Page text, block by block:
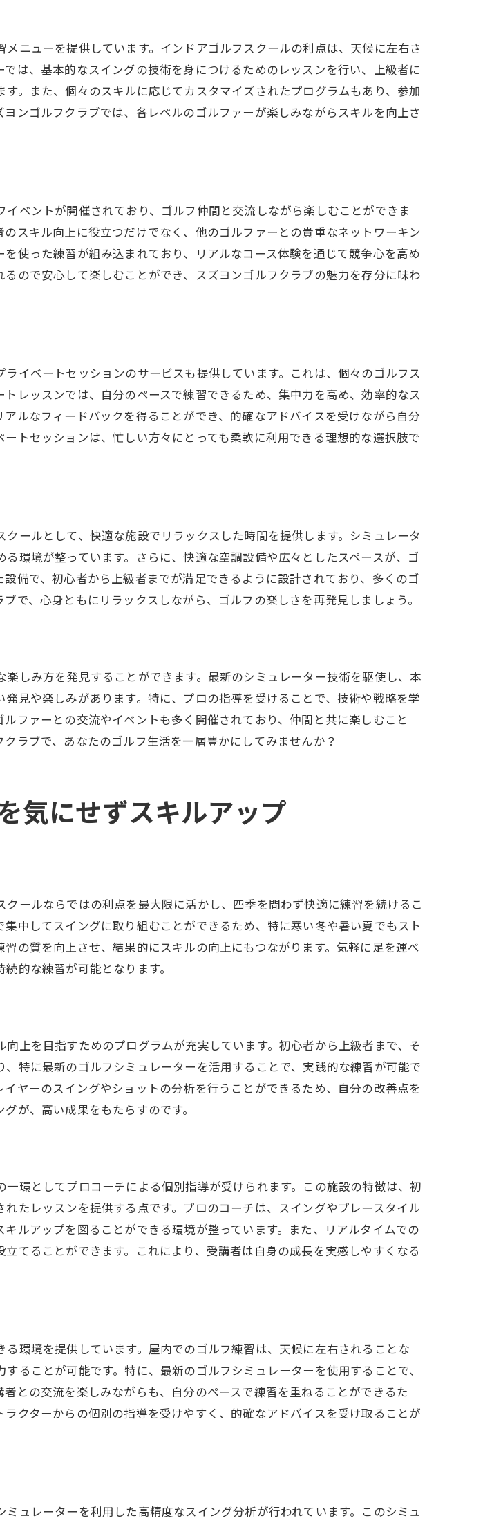
制度
の魅力
の拡大
わせた利用方法
用したレッスン
高める
可能性
新を体感
を体験
ン
を深める機会
スキルを学ぶ
ート体制
ストラクター
プを目指す
レー
練習
を楽しむ
たらす集中力
レーが可能
験するインドアゴルフの魅力
実した一日
魅力
フの新しいスタイル
ニューを提供しています。インドアゴルフスクールの利点は、天候に左右さ
は、基本的なスイングの技術を身につけるためのレッスンを行い、上級者に
。また、個々のスキルに応じてカスタマイズされたプログラムもあり、参加
ンゴルフクラブでは、各レベルのゴルファーが楽しみながらスキルを向上さ
ベントが開催されており、ゴルフ仲間と交流しながら楽しむことができま
スキル向上に役立つだけでなく、他のゴルファーとの貴重なネットワーキン
使った練習が組み込まれており、リアルなコース体験を通じて競争心を高め
ので安心して楽しむことができ、スズヨンゴルフクラブの魅力を存分に味わ
イベートセッションのサービスも提供しています。これは、個々のゴルフス
レッスンでは、自分のペースで練習できるため、集中力を高め、効率的なス
ルなフィードバックを得ることができ、的確なアドバイスを受けながら自分
トセッションは、忙しい方々にとっても柔軟に利用できる理想的な選択肢で
ールとして、快適な施設でリラックスした時間を提供します。シミュレータ
環境が整っています。さらに、快適な空調設備や広々としたスペースが、ゴ
備で、初心者から上級者までが満足できるように設計されており、多くのゴ
で、心身ともにリラックスしながら、ゴルフの楽しさを再発見しましょう。
しみ方を発見することができます。最新のシミュレーター技術を駆使し、本
見や楽しみがあります。特に、プロの指導を受けることで、技術や戦略を学
ファーとの交流やイベントも多く開催されており、仲間と共に楽しむこと
ラブで、あなたのゴルフ生活を一層豊かにしてみませんか？
気にせずスキルアップ
ールならではの利点を最大限に活かし、四季を問わず快適に練習を続けるこ
中してスイングに取り組むことができるため、特に寒い冬や暑い夏でもスト
の質を向上させ、結果的にスキルの向上にもつながります。気軽に足を運べ
的な練習が可能となります。
上を目指すためのプログラムが充実しています。初心者から上級者まで、そ
特に最新のゴルフシミュレーターを活用することで、実践的な練習が可能で
ヤーのスイングやショットの分析を行うことができるため、自分の改善点を
が、高い成果をもたらすのです。
環としてプロコーチによる個別指導が受けられます。この施設の特徴は、初
たレッスンを提供する点です。プロのコーチは、スイングやプレースタイル
ルアップを図ることができる環境が整っています。また、リアルタイムでの
てることができます。これにより、受講者は自身の成長を実感しやすくなる
環境を提供しています。屋内でのゴルフ練習は、天候に左右されることな
ることが可能です。特に、最新のゴルフシミュレーターを使用することで、
との交流を楽しみながらも、自分のペースで練習を重ねることができるた
クターからの個別の指導を受けやすく、的確なアドバイスを受け取ることが
ュレーターを利用した高精度なスイング分析が行われています。このシミュ